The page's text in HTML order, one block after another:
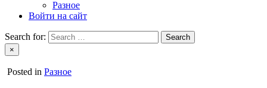
Разное
Войти на сайт
Search for:
×
Posted in Разное